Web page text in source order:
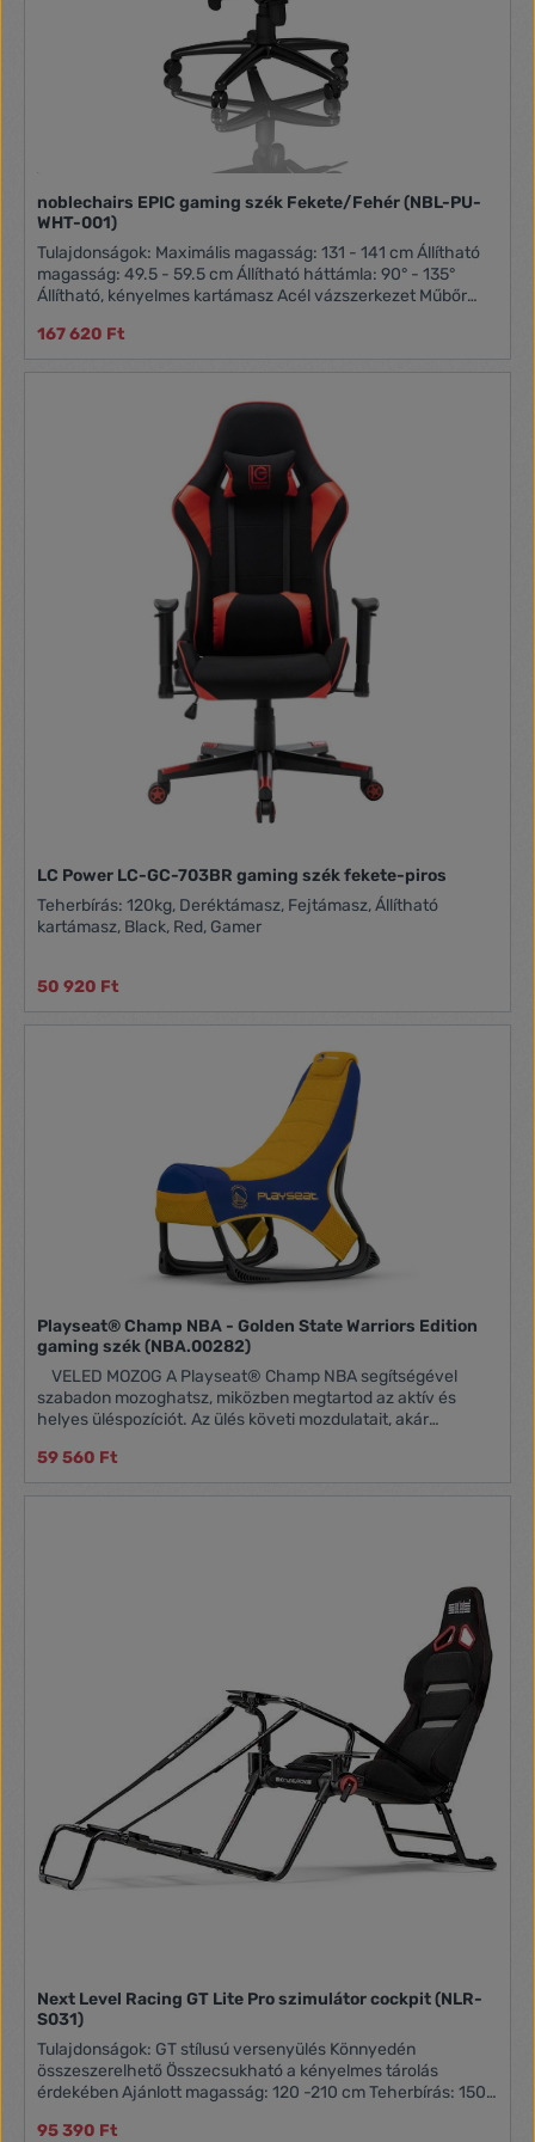
noblechairs EPIC gaming szék Fekete/Fehér (NBL-PU-
WHT-001)
Tulajdonságok: Maximális magasság: 131 - 141 cm Állítható
magasság: 49.5 - 59.5 cm Állítható háttámla: 90° - 135°
Állítható, kényelmes kartámasz Acél vázszerkezet Műbőr
kg
167 620 Ft
LC Power LC-GC-703BR gaming szék fekete-piros
Teherbírás: 120kg, Deréktámasz, Fejtámasz, Állítható
kartámasz, Black, Red, Gamer
50 920 Ft
Playseat® Champ NBA - Golden State Warriors Edition
gaming szék (NBA.00282)
szabadon mozoghatsz, miközben megtartod az aktív és
helyes üléspozíciót. Az ülés követi mozdulatait, akár
alkalmas kedvenc NBA műsorod, videójátékod használatára.
Tulajdonságok: Teljes mozgásszabadság, néhány
konzolhoz (PlayStation, Xbox, Nintendo) és mobiljátékokhoz
59 560 Ft
Next Level Racing GT Lite Pro szimulátor cockpit (NLR-
S031)
Tulajdonságok: GT stílusú versenyülés Könnyedén
összeszerelhető Összecsukható a kényelmes tárolás
érdekében Ajánlott magasság: 120 -210 cm Teherbírás: 150
95 390 Ft